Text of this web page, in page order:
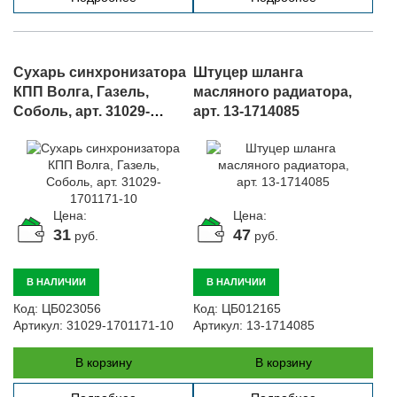
Сухарь синхронизатора
КПП Волга, Газель,
Соболь, арт. 31029-
Цена:
31 руб.
В НАЛИЧИИ
Код: ЦБ023056
Артикул: 31029-1701171-10
В корзину
Штуцер шланга
масляного радиатора,
арт. 13-1714085
Цена:
47 руб.
В НАЛИЧИИ
Код: ЦБ012165
Артикул: 13-1714085
В корзину